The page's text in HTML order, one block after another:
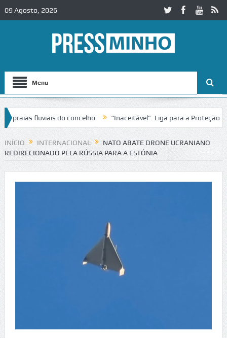
09 Agosto, 2026
Menu
fluviais do concelho “Inaceitável”. Liga para a Proteção da
trânsito no IC2 em Alcobaça Igreja do Castelo de Cerveira
INÍCIO INTERNACIONAL
NATO ABATE DRONE UCRANIANO
REDIRECIONADO PELA RÚSSIA PARA A ESTÓNIA